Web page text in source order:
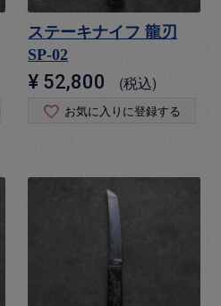
ステーキナイフ 龍刃
SP-02
¥ 52,800 税込
お気に入りに登録する